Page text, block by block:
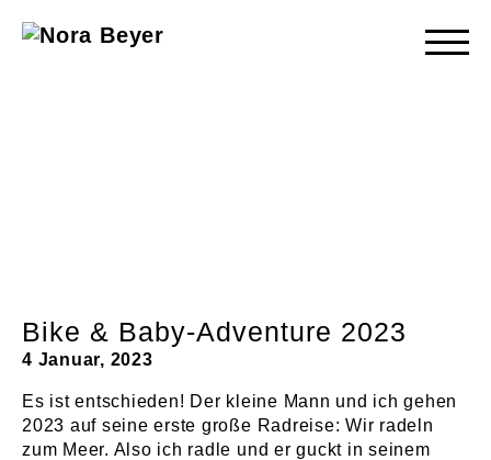
Bike & Baby-Adventure 2023
4 Januar, 2023
Es ist entschieden! Der kleine Mann und ich gehen
2023 auf seine erste große Radreise: Wir radeln
zum Meer. Also ich radle und er guckt in seinem